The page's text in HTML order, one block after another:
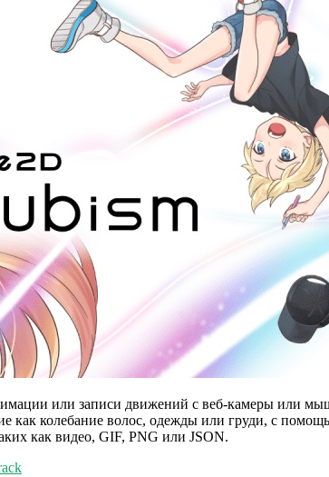
или записи движений с веб-камеры или
как колебание волос, одежды или груди, с
как видео, GIF, PNG или JSON.